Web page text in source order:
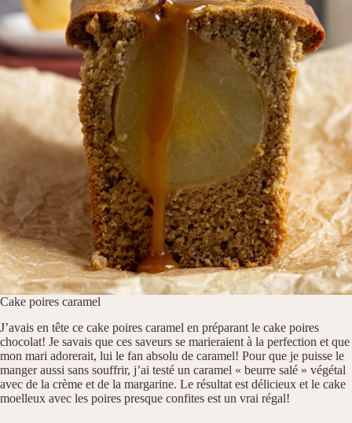
Cake poires caramel
J’avais en tête ce cake poires caramel en préparant le cake poires
chocolat! Je savais que ces saveurs se marieraient à la perfection et que
mon mari adorerait, lui le fan absolu de caramel! Pour que je puisse le
manger aussi sans souffrir, j’ai testé un caramel « beurre salé » végétal
avec de la crème et de la margarine. Le résultat est délicieux et le cake
moelleux avec les poires presque confites est un vrai régal!